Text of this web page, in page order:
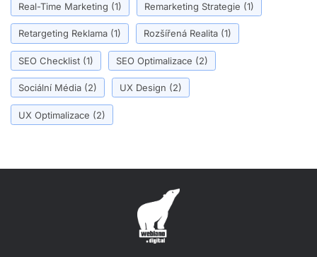
Real-Time Marketing (1) Remarketing Strategie (1)
Retargeting Reklama (1) Rozšířená Realita (1)
SEO Checklist (1) SEO Optimalizace (2)
Sociální Média (2) UX Design (2)
UX Optimalizace (2)